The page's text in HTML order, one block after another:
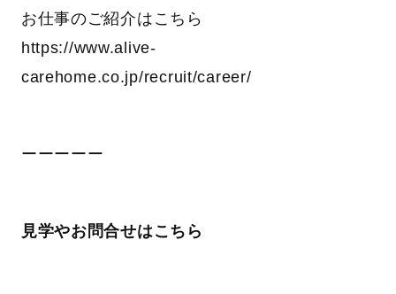
お仕事のご紹介はこちら
https://www.alive-
carehome.co.jp/recruit/career/
ーーーーー
見学やお問合せはこちら